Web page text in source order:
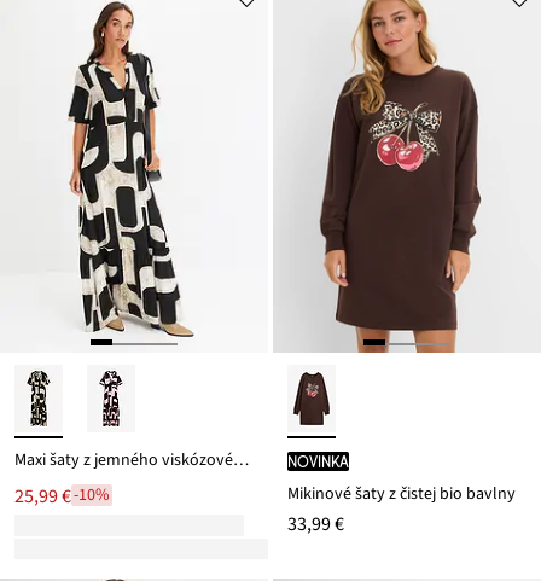
Maxi šaty z jemného viskózovéhu mixu
25,99 €-10%
novinka
Mikinové šaty z čistej bio bavlny
33,99 €